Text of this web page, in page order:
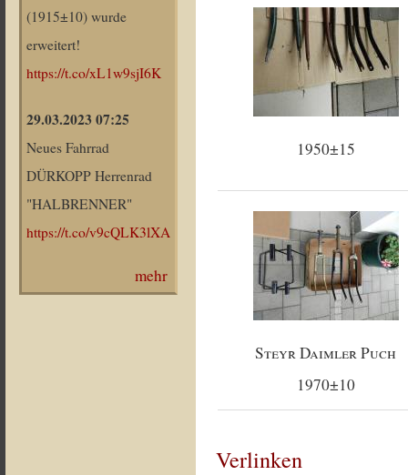
(1915±10) wurde
erweitert!
https://t.co/xL1w9sjI6K
29.03.2023 07:25
Neues Fahrrad
DÜRKOPP Herrenrad
"HALBRENNER"
https://t.co/v9cQLK3lXA
mehr
1950±15
Steyr Daimler Puch
1970±10
Verlinken